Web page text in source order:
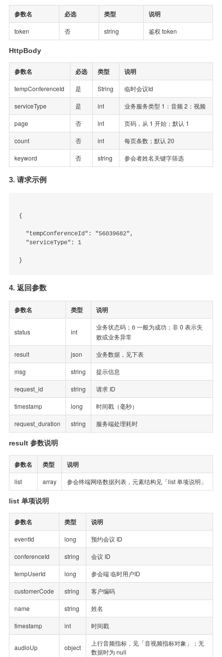
参数名 必选 类型 说明
token 否 string 鉴权 token
HttpBody
参数名 必选 类型 说明
tempConferenceId 是 String 临时会议Id
serviceType 是 int 业务服务类型 1：音频 2：视频
page 否 int 页码，从 1 开始；默认 1
count 否 int 每页条数；默认 20
keyword 否 string 参会者姓名关键字筛选
3. 请求示例
{
  "tempConferenceId": "56039682",
  "serviceType": 1
4. 返回参数
参数名 类型 说明
status int
业务状态码； 0一般为成功；非 0 表示失
败或业务异常
result json 业务数据，见下表
msg string 提示信息
request_id string 请求 ID
timestamp long 时间戳（毫秒）
request_duration string 服务端处理耗时
result 参数说明
参数名 类型 说明
list array 参会终端网络数据列表，元素结构见「list 单项说明」
list 单项说明
参数名 类型 说明
eventId long 预约会议 ID
conferenceId string 会议 ID
tempUserId long 参会端 临时用户ID
customerCode string 客户编码
name string 姓名
timestamp int 时间戳
audioUp object
上行音频指标，见「音视频指标对象」；无
数据时为 null